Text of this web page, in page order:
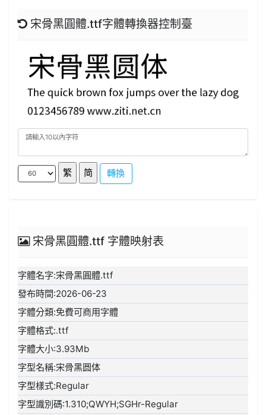
宋骨黑圓體.ttf字體轉換器控制臺
轉換
宋骨黑圓體.ttf 字體映射表
字體名字:宋骨黑圓體.ttf
發布時間:2026-06-23
字體分類:免費可商用字體
字體格式:.ttf
字體大小:3.93Mb
字型名稱:宋骨黑圆体
字型樣式:Regular
字型識別碼:1.310;QWYH;SGHr-Regular